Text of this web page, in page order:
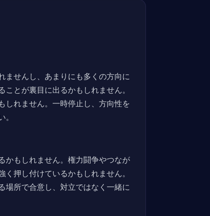
ませんし、あまりにも多くの方向に
とが裏目に出るかもしれません。
しれません。一時停止し、方向性を
かもしれません。権力闘争やつなが
押し付けているかもしれません。
場所で合意し、対立ではなく一緒に